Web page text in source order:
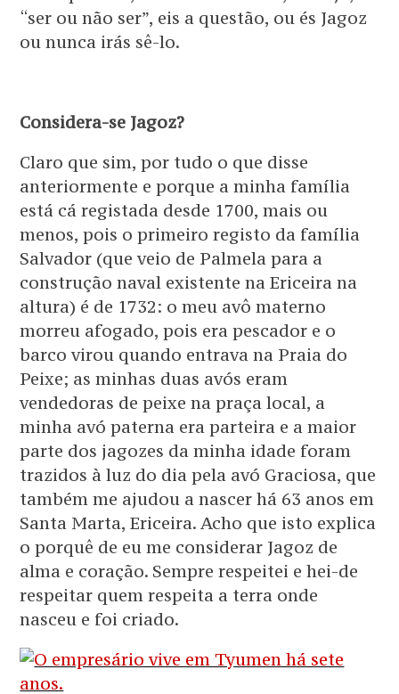
“ser ou não ser”, eis a questão, ou és Jagoz
ou nunca irás sê-lo.
Considera-se Jagoz?
Claro que sim, por tudo o que disse
anteriormente e porque a minha família
está cá registada desde 1700, mais ou
menos, pois o primeiro registo da família
Salvador (que veio de Palmela para a
construção naval existente na Ericeira na
altura) é de 1732: o meu avô materno
morreu afogado, pois era pescador e o
barco virou quando entrava na Praia do
Peixe; as minhas duas avós eram
vendedoras de peixe na praça local, a
minha avó paterna era parteira e a maior
parte dos jagozes da minha idade foram
trazidos à luz do dia pela avó Graciosa, que
também me ajudou a nascer há 63 anos em
Santa Marta, Ericeira. Acho que isto explica
o porquê de eu me considerar Jagoz de
alma e coração. Sempre respeitei e hei-de
respeitar quem respeita a terra onde
nasceu e foi criado.